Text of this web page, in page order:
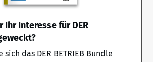
Ihr Interesse für DER
sich das DER BETRIEB Bundle